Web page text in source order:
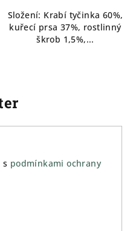
Složení: Krabí tyčinka 60%,
kuřecí prsa 37%, rostlinný
škrob 1,5%,...
s podmínkami ochrany